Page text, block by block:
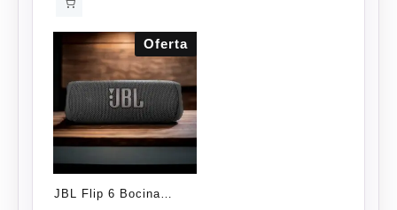
$3,725.00
Oferta
JBL Flip 6 Bocina